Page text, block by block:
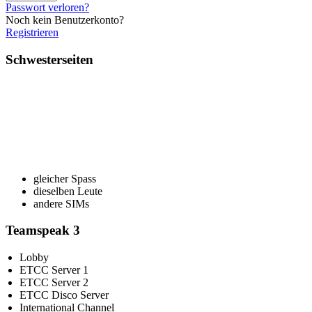
Passwort verloren?
Noch kein Benutzerkonto?
Registrieren
Schwesterseiten
gleicher Spass
dieselben Leute
andere SIMs
Teamspeak 3
Lobby
ETCC Server 1
ETCC Server 2
ETCC Disco Server
International Channel